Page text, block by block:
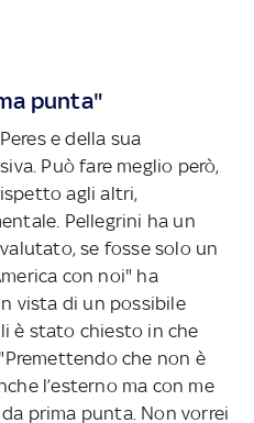
punta"
e della sua
Può fare meglio però,
agli altri,
Pellegrini ha un
se fosse solo un
con noi" ha
vista di un possibile
è stato chiesto in che
che non è
l’esterno ma con me
prima punta. Non vorrei